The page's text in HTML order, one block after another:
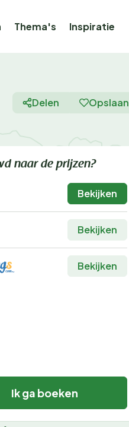
Thema's Inspiratie
Delen Opslaan
naar de prijzen?
Bekijken
Bekijken
Bekijken
Ik ga boeken